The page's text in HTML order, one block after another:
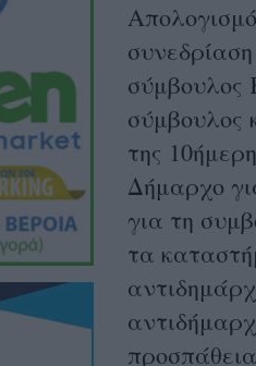
σύμβουλος
σύμβουλος
της
Δήμαρχο
για τη
τα